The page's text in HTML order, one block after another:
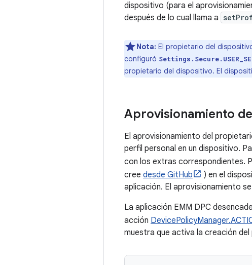
dispositivo (para el
después de lo cual llama a
Nota: El propietario del
configuró
propietario del dispositivo. El
Aprovisionamiento
El aprovisionamiento del
perfil personal en un dispositivo.
con los extras correspondientes.
cree desde GitHub
) en el
aplicación. El aprovisionamiento
La aplicación EMM DPC
acción
muestra que activa la creación